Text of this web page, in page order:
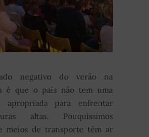
negativo do verão na
é que o país não tem uma
apropriada para enfrentar
altas. Pouquíssimos
meios de transporte têm ar